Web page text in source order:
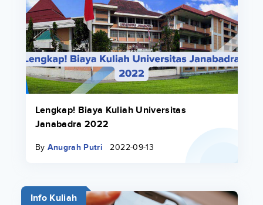
Lengkap! Biaya Kuliah Universitas
Janabadra 2022
By Anugrah Putri 2022-09-13
Info Kuliah